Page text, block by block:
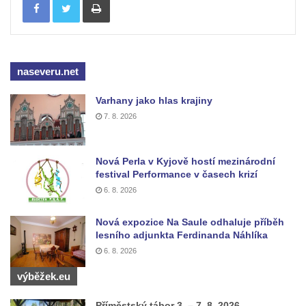
Studánka Žalý
Studánka u silnice mezi obcemi Třtěno a
Skautská studánka u chaty Seleška
Kamzičí studánka pod Klíčem
Lesní studánka pod Pramenným vrchem u
Arnultovic
Lesní pramen pod Medvědí hůrkou severně
od Polevska
Studánka Svěcenka u osady Radovič u
Velvar
Stříbrná studánka mezi osadou Peklo a
Raspenavou
naseveru.net
Varhany jako hlas krajiny
7. 8. 2026
Nová Perla v Kyjově hostí mezinárodní
festival Performance v časech krizí
6. 8. 2026
Nová expozice Na Saule odhaluje příběh
lesního adjunkta Ferdinanda Náhlíka
6. 8. 2026
výběžek.eu